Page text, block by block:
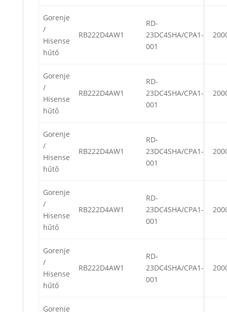
Gorenje
/
Hisense
hűtő
RB222D4AW1
RD-
23DC4SHA/CPA1-
001
Gorenje
/
Hisense
hűtő
RB222D4AW1
RD-
23DC4SHA/CPA1-
001
Gorenje
/
Hisense
hűtő
RB222D4AW1
RD-
23DC4SHA/CPA1-
001
Gorenje
/
Hisense
hűtő
RB222D4AW1
RD-
23DC4SHA/CPA1-
001
Gorenje
/
Hisense
hűtő
RB222D4AW1
RD-
23DC4SHA/CPA1-
001
Gorenje